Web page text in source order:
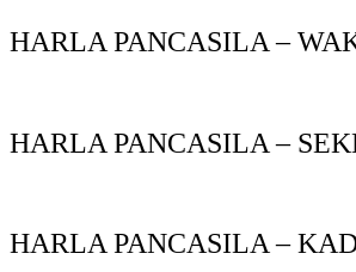
HARLA PANCASILA –
HARLA PANCASILA –
HARLA PANCASILA –